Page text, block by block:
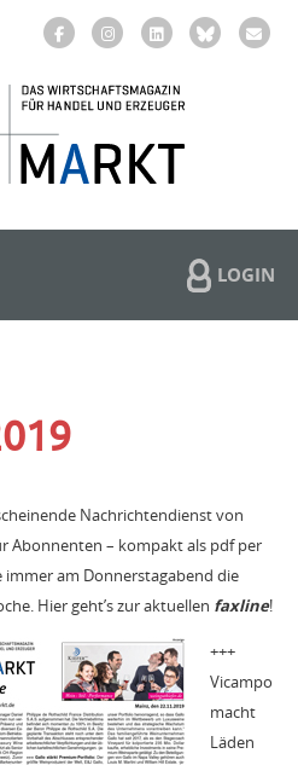
LOGIN
Nachrichtendienst von
Abonnenten – kompakt als pdf per
immer am Donnerstagabend die
Hier geht’s zur aktuellen faxline!
+++
Vicampo
macht
Läden